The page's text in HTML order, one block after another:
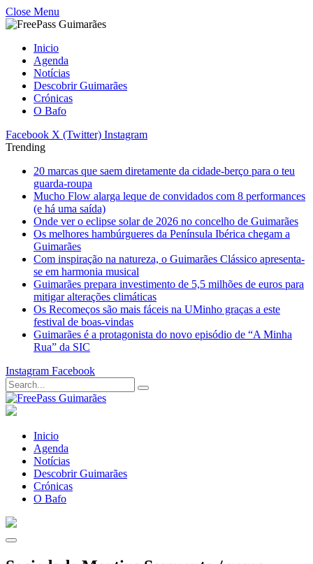
Close Menu
Inicio
Agenda
Notícias
Descobrir Guimarães
Crónicas
O Bafo
Facebook X (Twitter) Instagram
Trending
20 marcas que saem diretamente da cidade-berço para o teu
guarda-roupa
Mucho Flow alarga leque de convidados com 8 performances
(e há uma saída)
Onde ver o eclipse solar de 2026 no concelho de Guimarães
Os melhores hambúrgueres da Península Ibérica chegam a
Guimarães
Com inspiração na natureza, o Guimarães Clássico apresenta-
se em harmonia musical
Guimarães prepara investimento de 5,5 milhões de euros para
mitigar alterações climáticas
Os Recomeços são mais fáceis na UMinho graças a este
festival de boas-vindas
Guimarães é a protagonista do novo episódio de “A Minha
Rua” da SIC
Instagram Facebook
Inicio
Agenda
Notícias
Descobrir Guimarães
Crónicas
O Bafo